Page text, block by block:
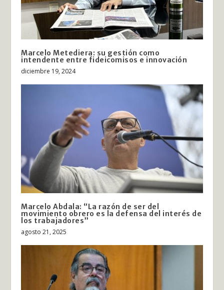
Marcelo Metediera: su gestión como
intendente entre fideicomisos e innovación
diciembre 19, 2024
Marcelo Abdala: “La razón de ser del
movimiento obrero es la defensa del interés de
los trabajadores”
agosto 21, 2025